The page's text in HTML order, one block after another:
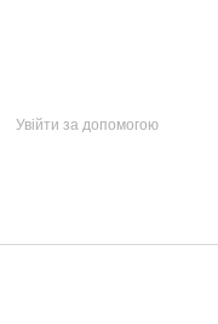
Увійти за допомогою